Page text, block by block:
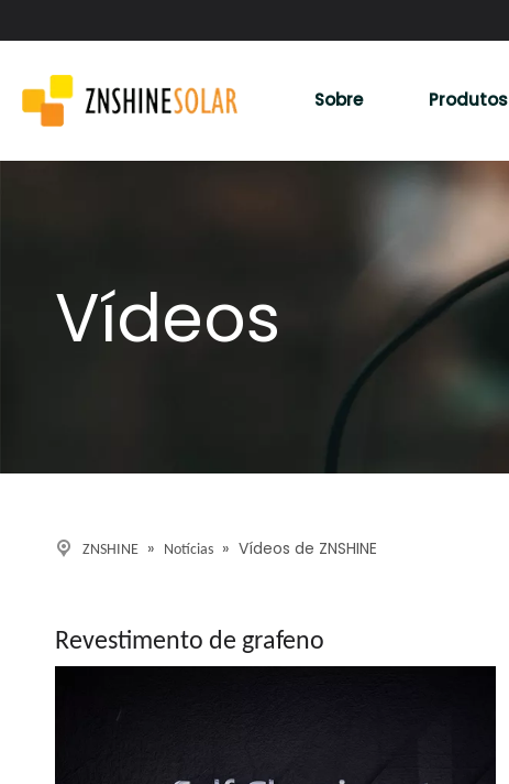
Sobre Produtos
Vídeos
ZNSHINE » Notícias » Vídeos de ZNSHINE
Revestimento de grafeno